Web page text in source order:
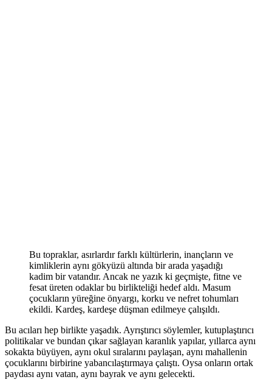
Bu topraklar, asırlardır farklı kültürlerin, inançların ve
kimliklerin aynı gökyüzü altında bir arada yaşadığı
kadim bir vatandır. Ancak ne yazık ki geçmişte, fitne ve
fesat üreten odaklar bu birlikteliği hedef aldı. Masum
çocukların yüreğine önyargı, korku ve nefret tohumları
ekildi. Kardeş, kardeşe düşman edilmeye çalışıldı.
Bu acıları hep birlikte yaşadık. Ayrıştırıcı söylemler, kutuplaştırıcı
politikalar ve bundan çıkar sağlayan karanlık yapılar, yıllarca aynı
sokakta büyüyen, aynı okul sıralarını paylaşan, aynı mahallenin
çocuklarını birbirine yabancılaştırmaya çalıştı. Oysa onların ortak
paydası aynı vatan, aynı bayrak ve aynı gelecekti.